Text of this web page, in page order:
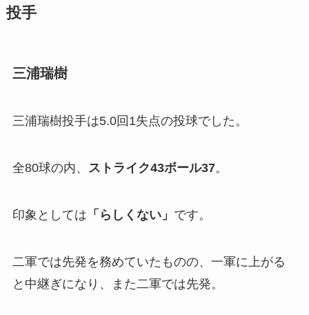
投手
三浦瑞樹
三浦瑞樹投手は5.0回1失点の投球でした。
全80球の内、 ストライク43ボール37。
印象としては 「 らしくない」 です。
二軍では先発を務めていたものの、一軍に上がる
と中継ぎになり、また二軍では先発。